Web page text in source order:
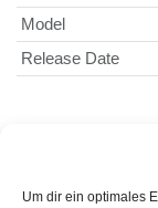
Um dir ein optimales
Model
Release Date